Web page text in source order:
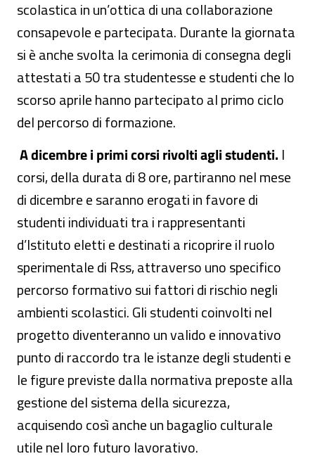
scolastica in un’ottica di una collaborazione
consapevole e partecipata. Durante la giornata
si è anche svolta la cerimonia di consegna degli
attestati a 50 tra studentesse e studenti che lo
scorso aprile hanno partecipato al primo ciclo
del percorso di formazione.
A dicembre i primi corsi rivolti agli studenti. I
corsi, della durata di 8 ore, partiranno nel mese
di dicembre e saranno erogati in favore di
studenti individuati tra i rappresentanti
d’Istituto eletti e destinati a ricoprire il ruolo
sperimentale di Rss, attraverso uno specifico
percorso formativo sui fattori di rischio negli
ambienti scolastici. Gli studenti coinvolti nel
progetto diventeranno un valido e innovativo
punto di raccordo tra le istanze degli studenti e
le figure previste dalla normativa preposte alla
gestione del sistema della sicurezza,
acquisendo così anche un bagaglio culturale
utile nel loro futuro lavorativo.